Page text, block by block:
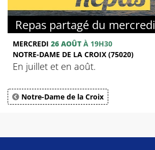
Repas partagé du mercredi
MERCREDI 26 AOÛT À 19H30
NOTRE-DAME DE LA CROIX (75020)
En juillet et en août.
Notre-Dame de la Croix